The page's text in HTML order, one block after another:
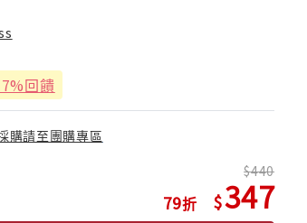
回饋
購請至團購專區
79
440
347